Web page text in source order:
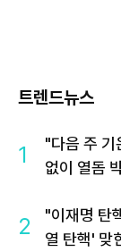
트렌드뉴스
1
"다음 주
없이 열돔
2
"이재명 탄
열 탄핵' 맞